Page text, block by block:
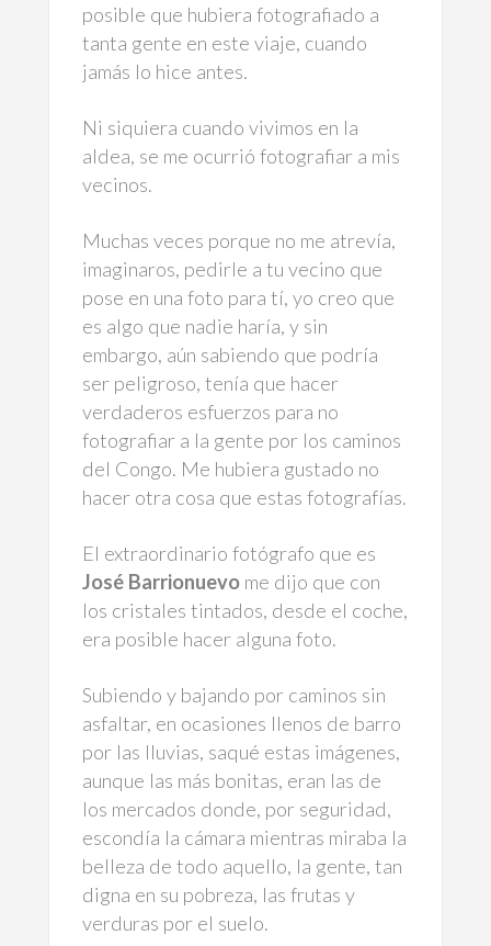
posible que hubiera fotografiado a
tanta gente en este viaje, cuando
jamás lo hice antes.
Ni siquiera cuando vivimos en la
aldea, se me ocurrió fotografiar a mis
vecinos.
Muchas veces porque no me atrevía,
imaginaros, pedirle a tu vecino que
pose en una foto para tí, yo creo que
es algo que nadie haría, y sin
embargo, aún sabiendo que podría
ser peligroso, tenía que hacer
verdaderos esfuerzos para no
fotografiar a la gente por los caminos
del Congo. Me hubiera gustado no
hacer otra cosa que estas fotografías.
El extraordinario fotógrafo que es
José Barrionuevome dijo que con
los cristales tintados, desde el coche,
era posible hacer alguna foto.
Subiendo y bajando por caminos sin
asfaltar, en ocasiones llenos de barro
por las lluvias, saqué estas imágenes,
aunque las más bonitas, eran las de
los mercados donde, por seguridad,
escondía la cámara mientras miraba la
belleza de todo aquello, la gente, tan
digna en su pobreza, las frutas y
verduras por el suelo.